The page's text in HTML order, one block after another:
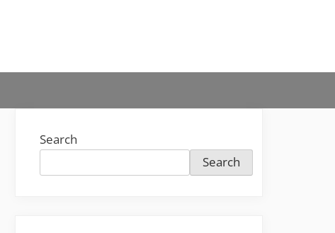
Search
Search